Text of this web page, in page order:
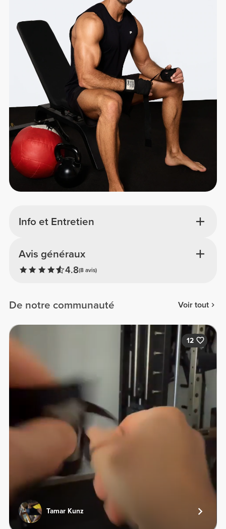
Info et Entretien
Avis généraux
4.8(8 avis)
De notre communauté Voir tout
12
Tamar Kunz